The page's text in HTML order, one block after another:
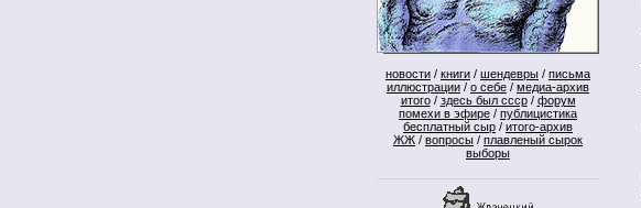
новости / книги / шендевры / письма
иллюстрации / о себе / медиа-архив
итого/ здесь был ссср/ форум
помехи в эфире / публицистика
бесплатный сыр / итого-архив
ЖЖ / вопросы / плавленый сырок
выборы